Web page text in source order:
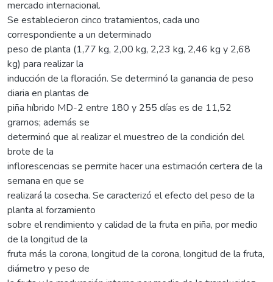
mercado internacional.
Se establecieron cinco tratamientos, cada uno
correspondiente a un determinado
peso de planta (1,77 kg, 2,00 kg, 2,23 kg, 2,46 kg y 2,68
kg) para realizar la
inducción de la floración. Se determinó la ganancia de peso
diaria en plantas de
piña híbrido MD-2 entre 180 y 255 días es de 11,52
gramos; además se
determinó que al realizar el muestreo de la condición del
brote de la
inflorescencias se permite hacer una estimación certera de la
semana en que se
realizará la cosecha. Se caracterizó el efecto del peso de la
planta al forzamiento
sobre el rendimiento y calidad de la fruta en piña, por medio
de la longitud de la
fruta más la corona, longitud de la corona, longitud de la fruta,
diámetro y peso de